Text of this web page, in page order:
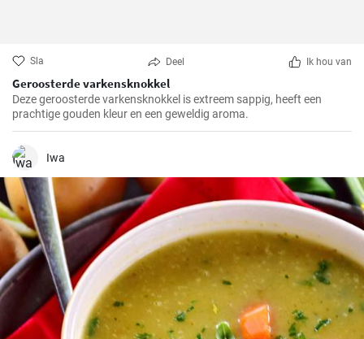
Sla Deel Ik hou van
Geroosterde varkensknokkel
Deze geroosterde varkensknokkel is extreem sappig, heeft een
prachtige gouden kleur en een geweldig aroma.
Iwa